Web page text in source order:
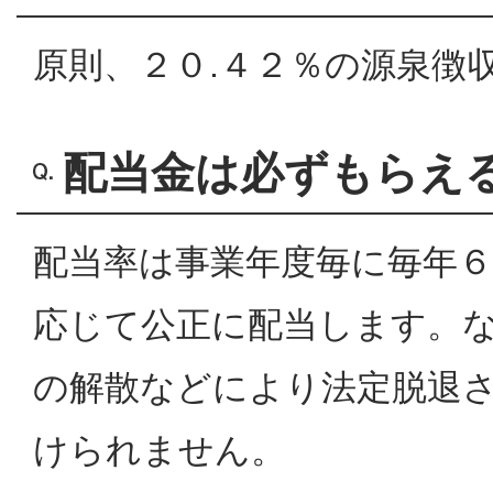
原則、２０.４２％の源泉徴
配当金は必ずもらえ
配当率は事業年度毎に毎年
応じて公正に配当します。
の解散などにより法定脱退
けられません。